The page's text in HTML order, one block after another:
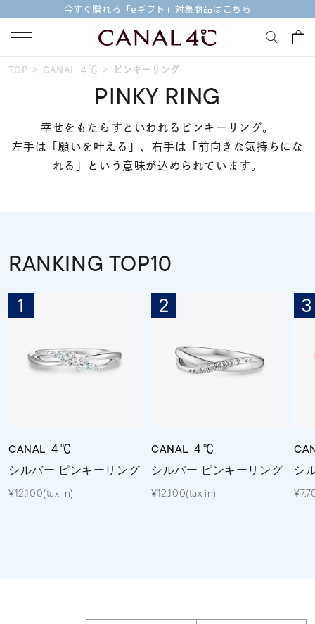
今すぐ贈れる「eギフト」対象商品はこちら
人気検索キーワード
#summer #ダイヤモンド ネックレス
カテゴリー
TOP CANAL ４℃ ピンキーリング
PINKY RING
幸せをもたらすといわれるピンキーリング。
左手は「願いを叶える」、右手は「前向きな気持ちにな
れる」という意味が込められています。
RANKING TOP10
1
CANAL ４℃
シルバー ピンキーリング
¥12,100(tax in)
2
CANAL ４℃
シルバー ピンキーリング
¥12,100(tax in)
3
シ
おすすめ順
価格が高い
並び替え